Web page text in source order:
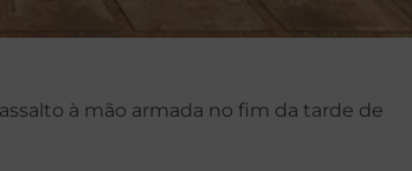
à mão armada no fim da tarde de